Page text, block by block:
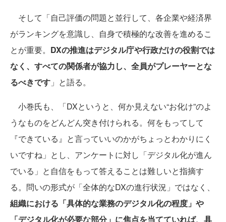
そして「自己評価の問題と並行して、各企業や経済界
がランキングを意識し、自身で積極的な改善を進めるこ
とが重要。 DXの推進はデジタル庁や行政だけの役割では
なく、すべての関係者が協力し、全員がプレーヤーとな
るべきです 」と語る。
小巻氏も、「DXというと、何か見えない“お化け”のよ
うなものをどんどん突き付けられる。何をもってして
『できている』と言っていいのかがちょっとわかりにく
いですね」とし、アンケートに対し「デジタル化が進ん
でいる」と自信をもって答えることは難しいと指摘す
る。問いの形式が「全体的なDXの進行状況」ではなく、
組織における「具体的な業務のデジタル化の程度」や
「デジタル化が必要な部分」に焦点を当てていれば、具